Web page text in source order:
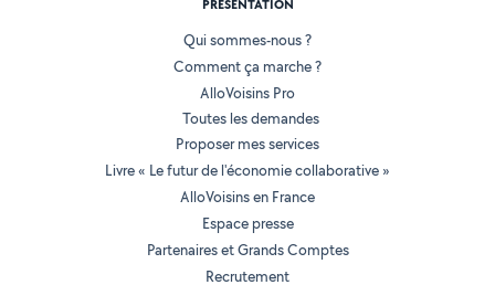
PRÉSENTATION
Qui sommes-nous ?
Comment ça marche ?
AlloVoisins Pro
Toutes les demandes
Proposer mes services
Livre « Le futur de l'économie collaborative »
AlloVoisins en France
Espace presse
Partenaires et Grands Comptes
Recrutement